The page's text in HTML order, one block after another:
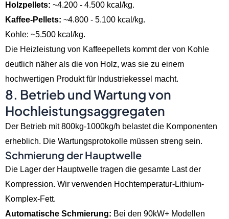
Holzpellets: ~4.200 - 4.500 kcal/kg.
Kaffee-Pellets: ~4.800 - 5.100 kcal/kg.
Kohle: ~5.500 kcal/kg.
Die Heizleistung von Kaffeepellets kommt der von Kohle
deutlich näher als die von Holz, was sie zu einem
hochwertigen Produkt für Industriekessel macht.
8. Betrieb und Wartung von
Hochleistungsaggregaten
Der Betrieb mit 800kg-1000kg/h belastet die Komponenten
erheblich. Die Wartungsprotokolle müssen streng sein.
Schmierung der Hauptwelle
Die Lager der Hauptwelle tragen die gesamte Last der
Kompression. Wir verwenden Hochtemperatur-Lithium-
Komplex-Fett.
Automatische Schmierung: Bei den 90kW+ Modellen